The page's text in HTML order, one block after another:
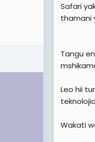
r
Safari
thamani
Tangu
Leo hii
Wakati